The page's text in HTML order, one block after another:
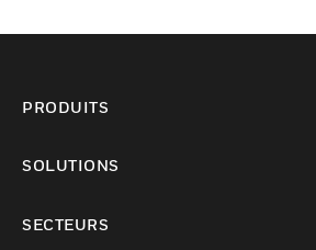
PRODUITS
SOLUTIONS
SECTEURS